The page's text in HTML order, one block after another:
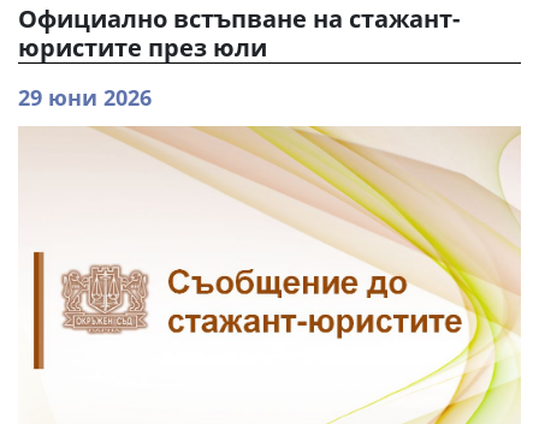
Официално встъпване на стажант-
юристите през юли
29 юни 2026